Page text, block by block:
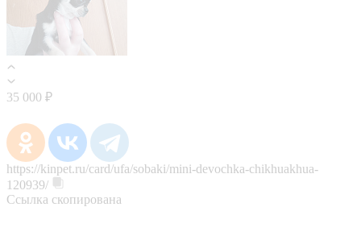
35 000 ₽
https://kinpet.ru/card/ufa/sobaki/mini-devochka-chikhuakhua-
120939/
Ссылка скопирована